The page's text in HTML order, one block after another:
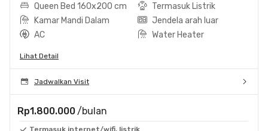
Queen Bed 160x200 cm
Termasuk Listrik
Kamar Mandi Dalam
Jendela arah luar
AC
Water Heater
Lihat Detail
Jadwalkan Visit
Rp1.800.000 /bulan
Termasuk internet/wifi, listrik